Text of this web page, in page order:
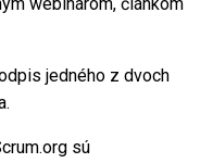
jedného z dvoch
sú